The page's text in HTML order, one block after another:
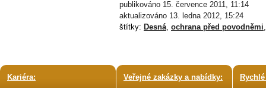
publikováno 15. července 2011, 11:14
aktualizováno 13. ledna 2012, 15:24
štítky: Desná, ochrana před povodněmi
Kariéra:
Veřejné zakázky a nabídky: